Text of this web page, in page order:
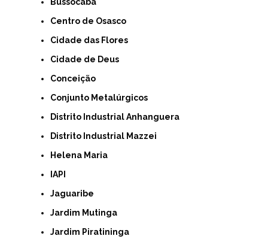
Centro de Osasco
Cidade das Flores
Cidade de Deus
Conceição
Conjunto Metalúrgicos
Distrito Industrial Anhanguera
Distrito Industrial Mazzei
Helena Maria
IAPI
Jaguaribe
Jardim Mutinga
Jardim Piratininga